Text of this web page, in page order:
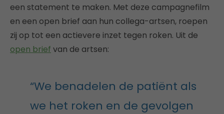
een statement te maken. Met deze campagnefilm
en een open brief aan hun collega-artsen, roepen
zij op tot een actievere inzet tegen roken. Uit de
open brief van de artsen:
“We benadelen de patiënt als
we het roken en de gevolgen